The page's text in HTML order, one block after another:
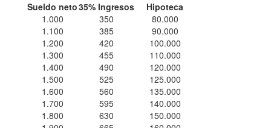
Sueldo neto35% Ingresos
Hipoteca
1.000
350
80.000
1.100
385
90.000
1.200
420
100.000
1.300
455
110.000
1.400
490
120.000
1.500
525
125.000
1.600
560
135.000
1.700
595
140.000
1.800
630
150.000